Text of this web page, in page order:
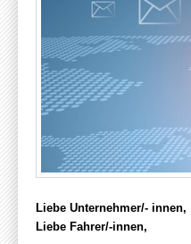
Liebe Unternehmer/- innen,
Liebe Fahrer/-innen,